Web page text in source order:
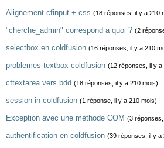
Alignement cfinput + css (18 réponses, il y a 210
"cherche_admin" correspond a quoi ? (2
selectbox en coldfusion (16 réponses, il y a 210
problemes textbox coldfusion (12 réponses, il y a
cftextarea vers bdd (18 réponses, il y a 210 mois)
session in coldfusion (1 réponse, il y a 210 mois)
Exception avec une méthode COM (3
authentification en coldfusion (39 réponses, il y a